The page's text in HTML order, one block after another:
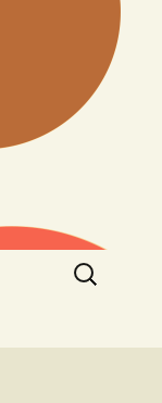
Zoeken
naar: